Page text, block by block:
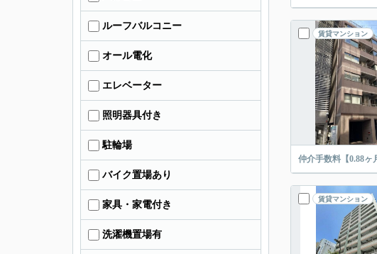
賃貸マンション
仲介手数料【0.88ヶ
賃貸マンション
ルーフバルコニー
オール電化
エレベーター
照明器具付き
駐輪場
バイク置場あり
家具・家電付き
洗濯機置場有